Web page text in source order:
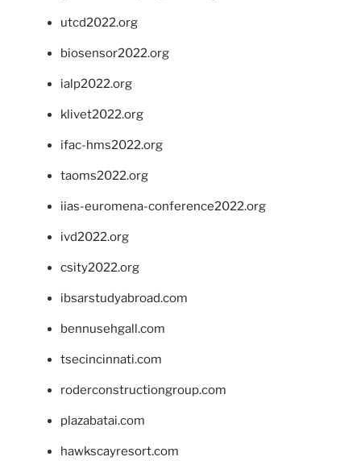
utcd2022.org
biosensor2022.org
ialp2022.org
klivet2022.org
ifac-hms2022.org
taoms2022.org
iias-euromena-conference2022.org
ivd2022.org
csity2022.org
ibsarstudyabroad.com
bennusehgall.com
tsecincinnati.com
roderconstructiongroup.com
plazabatai.com
hawkscayresort.com